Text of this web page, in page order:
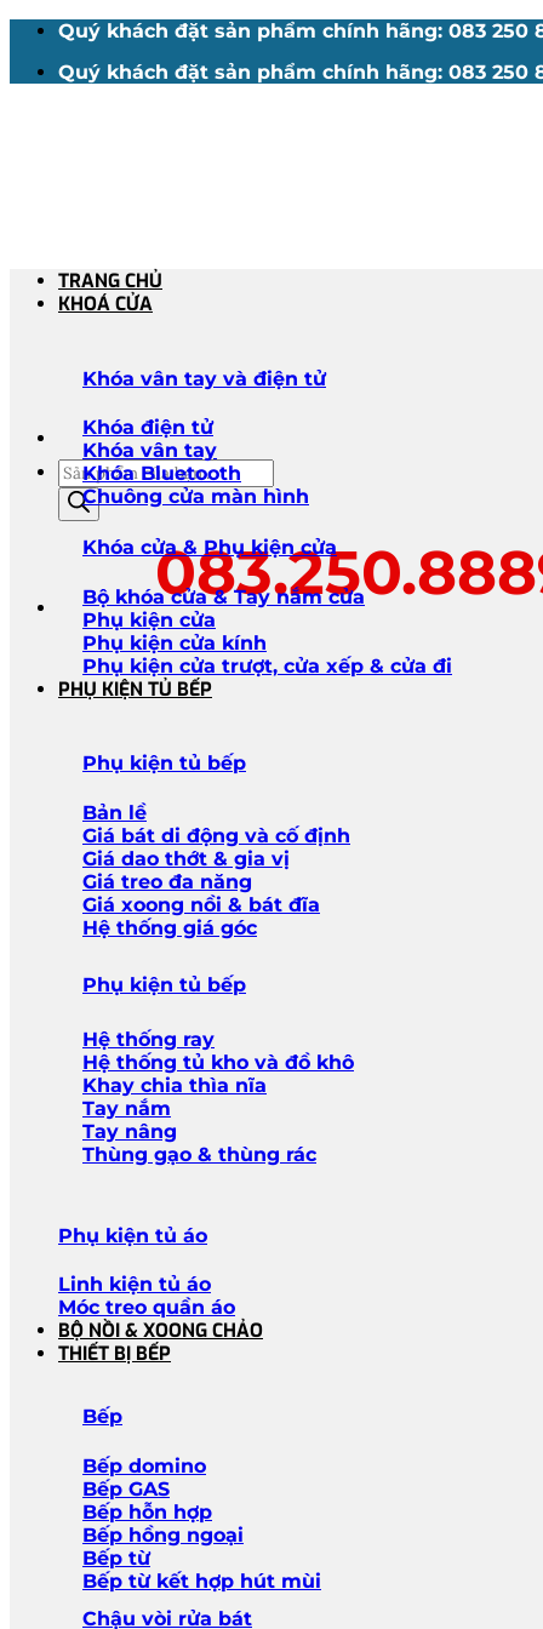
nội
Quý khách đặt sản phẩm chính hãng: 083 250
Quý khách đặt sản phẩm chính hãng: 083 250
Tìm
kiếm
sản
phẩm
TRANG CHỦ
KHOÁ CỬA
Khóa vân tay và điện tử
Khóa điện tử
Khóa vân tay
Khóa Bluetooth
Chuông cửa màn hình
Khóa cửa & Phụ kiện cửa
Bộ khóa cửa & Tay nắm cửa
Phụ kiện cửa
Phụ kiện cửa kính
Phụ kiện cửa trượt, cửa xếp & cửa đi
PHỤ KIỆN TỦ BẾP
Phụ kiện tủ bếp
Bản lề
Giá bát di động và cố định
Giá dao thớt & gia vị
Giá treo đa năng
Giá xoong nồi & bát đĩa
Hệ thống giá góc
Phụ kiện tủ bếp
Hệ thống ray
Hệ thống tủ kho và đồ khô
Khay chia thìa nĩa
Tay nắm
Tay nâng
Thùng gạo & thùng rác
Phụ kiện tủ áo
Linh kiện tủ áo
Móc treo quần áo
BỘ NỒI & XOONG CHẢO
THIẾT BỊ BẾP
Bếp
Bếp domino
Bếp GAS
Bếp hỗn hợp
Bếp hồng ngoại
Bếp từ
Bếp từ kết hợp hút mùi
Chậu vòi rửa bát